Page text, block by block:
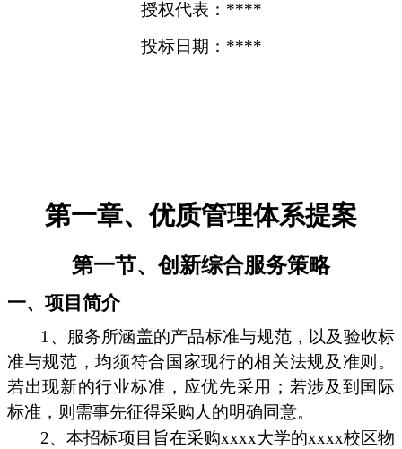
授权代表：****
投标日期：****
第一章、优质管理体系提案
第一节、创新综合服务策略
一、项目简介
1、服务所涵盖的产品标准与规范，以及验收标
准与规范，均须符合国家现行的相关法规及准则。
若出现新的行业标准，应优先采用；若涉及到国际
标准，则需事先征得采购人的明确同意。
2、本招标项目旨在采购xxxx大学的xxxx校区物